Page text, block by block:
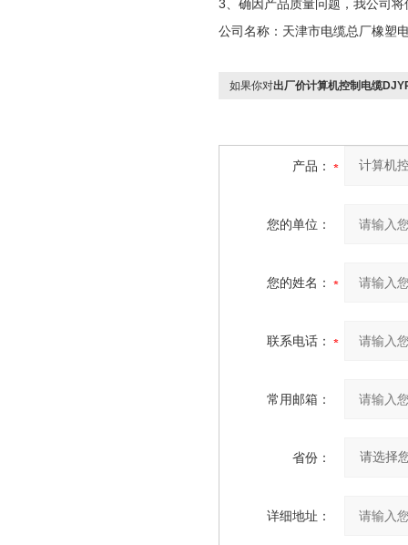
3、确因产品质量问题，我公司
公司名称：天津市电缆总厂橡塑
如果你对出厂价计算机控制电缆
产品：
您的单位：
您的姓名：
联系电话：
常用邮箱：
省份：
详细地址：